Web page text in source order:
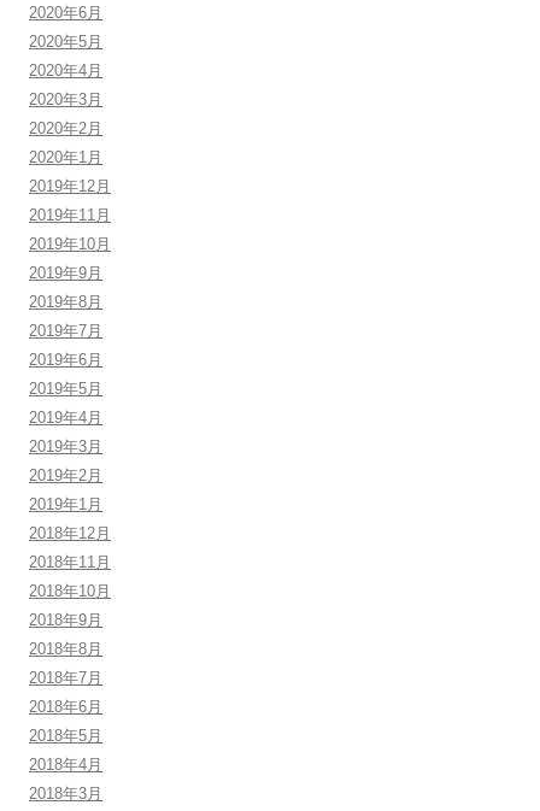
2020年6月
2020年5月
2020年4月
2020年3月
2020年2月
2020年1月
2019年12月
2019年11月
2019年10月
2019年9月
2019年8月
2019年7月
2019年6月
2019年5月
2019年4月
2019年3月
2019年2月
2019年1月
2018年12月
2018年11月
2018年10月
2018年9月
2018年8月
2018年7月
2018年6月
2018年5月
2018年4月
2018年3月